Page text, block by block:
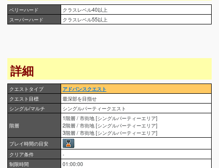
ベリーハード
クラスレベル40以上
スーパーハード
クラスレベル55以上
詳細
クエストタイプ
アドバンスクエスト
クエスト目標
最深部を目指せ
シングル/マルチ
シングルパーティークエスト
階層
1階層 / 市街地 [シングルパーティーエリア]
2階層 / 市街地 [シングルパーティーエリア]
3階層 / 市街地 [シングルパーティーエリア]
プレイ時間の目安
クリア条件
-
制限時間
01:00:00